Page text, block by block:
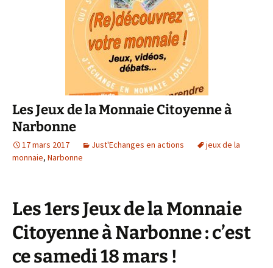
Les Jeux de la Monnaie Citoyenne à
Narbonne
17 mars 2017 Just'Echanges en actions
jeux de la
monnaie, Narbonne
Les 1ers Jeux de la Monnaie
Citoyenne à Narbonne : c’est
ce samedi 18 mars !